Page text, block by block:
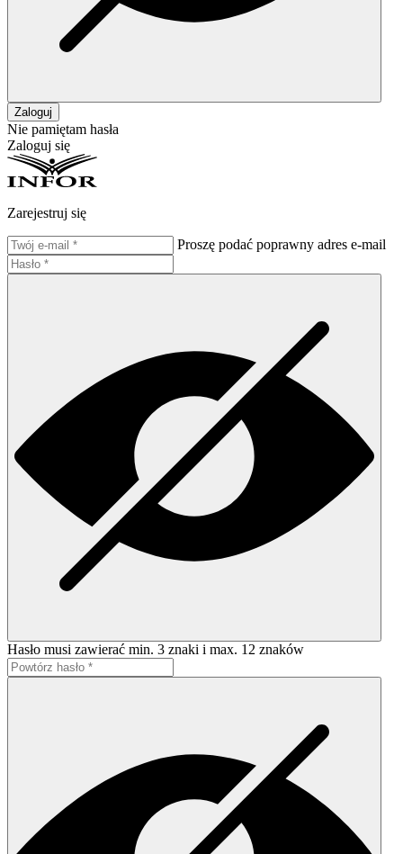
Zaloguj
Nie pamiętam hasła
Zaloguj się
Zarejestruj się
Proszę podać poprawny adres e-mail
Hasło musi zawierać min. 3 znaki i max. 12 znaków